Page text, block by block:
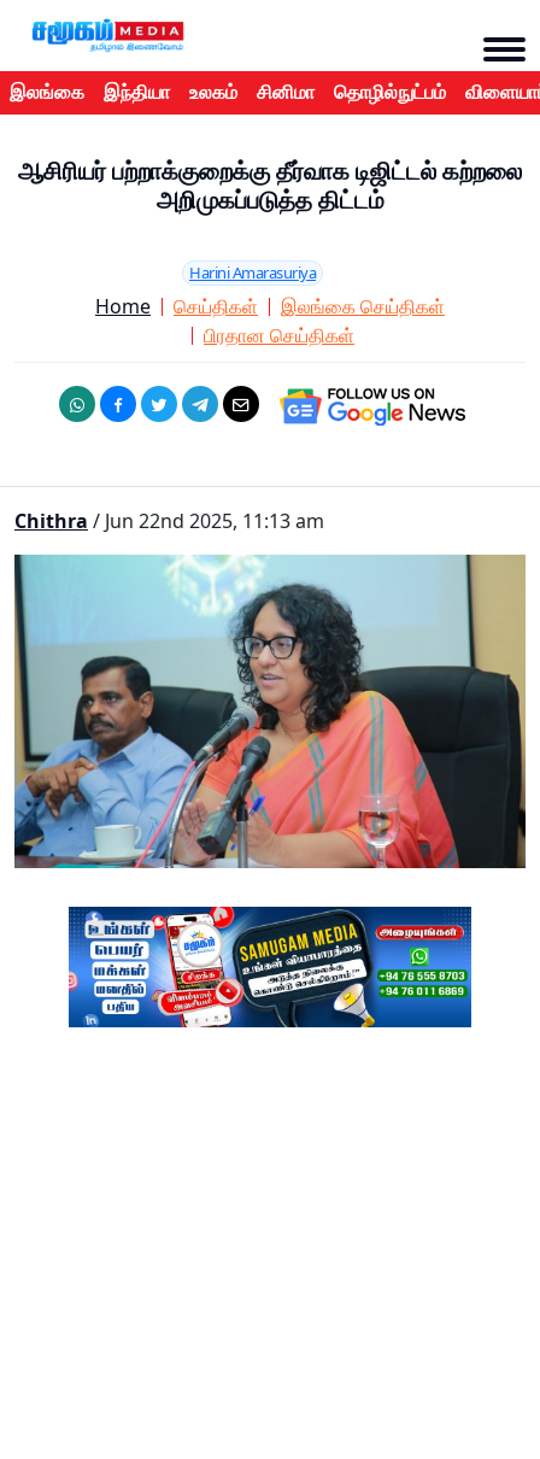
இலங்கை இந்தியா உலகம் சினிமா தொழில்நுட்பம்
ஆசிரியர் பற்றாக்குறைக்கு தீர்வாக டிஜிட்டல் கற்றலை
அறிமுகப்படுத்த திட்டம்
Harini Amarasuriya
Home செய்திகள்
இலங்கை செய்திகள்
பிரதான செய்திகள்
Chithra / Jun 22nd 2025, 11:13 am